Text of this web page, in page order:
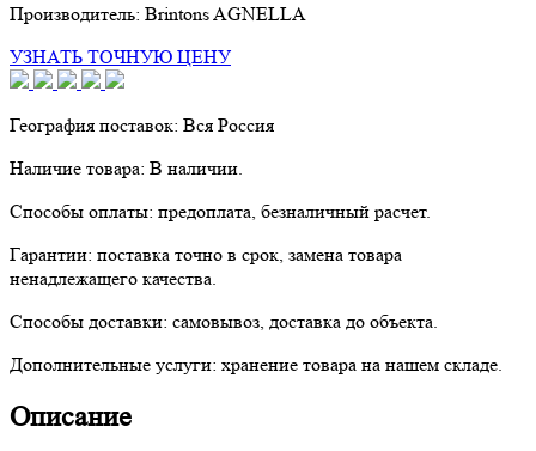
Производитель: Brintons AGNELLA
УЗНАТЬ ТОЧНУЮ ЦЕНУ
География поставок: Вся Россия
Наличие товара: В наличии.
Способы оплаты: предоплата, безналичный расчет.
Гарантии: поставка точно в срок, замена товара
ненадлежащего качества.
Способы доставки: самовывоз, доставка до объекта.
Дополнительные услуги: хранение товара на нашем складе.
Описание